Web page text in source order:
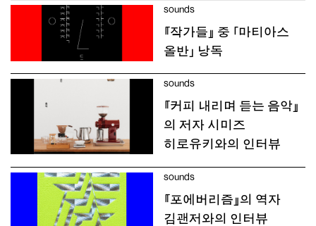
sounds
『작가들』 중 「마티아스
올반」 낭독
sounds
『커피 내리며 듣는 음악』
의 저자 시미즈
히로유키와의 인터뷰
sounds
『포에버리즘』의 역자
김괜저와의 인터뷰